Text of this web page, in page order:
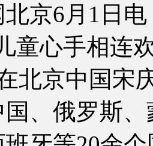
6月1日电 (
童心手相连
北京中国宋
、俄罗斯